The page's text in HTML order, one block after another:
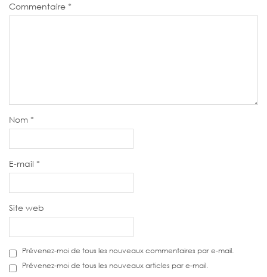
Commentaire *
Nom *
E-mail *
Site web
Prévenez-moi de tous les nouveaux commentaires par e-mail.
Prévenez-moi de tous les nouveaux articles par e-mail.